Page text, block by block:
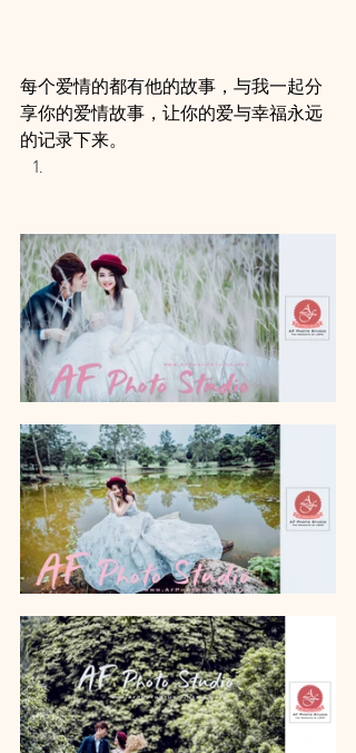
每个爱情的都有他的故事，与我一起分
享你的爱情故事，让你的爱与幸福永远
的记录下来。